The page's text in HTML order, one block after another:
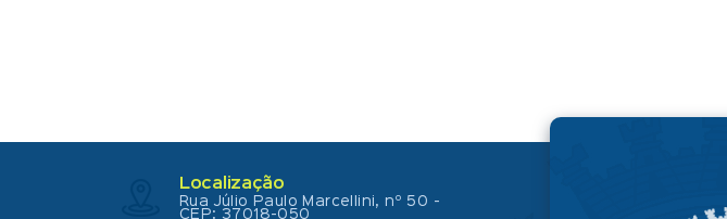
Localização
Rua Júlio Paulo Marcellini, nº 50 -
CEP: 37018-050